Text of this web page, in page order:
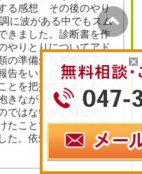
る感想 その後のやり
に波がある中でもスム
きました。診断書を作
やりとりについてアド
の準備から審査完了ま
告をいただけたため、
とを把握できました。
きながら申請をすすめ
ではないかと感じてい
たことで、最終的に3
た。依頼して本当によ